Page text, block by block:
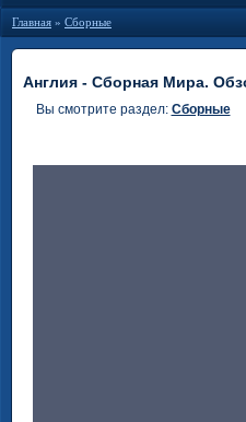
Главная » Сборные
Англия - Сборная Мира.
Вы смотрите раздел: Сборные